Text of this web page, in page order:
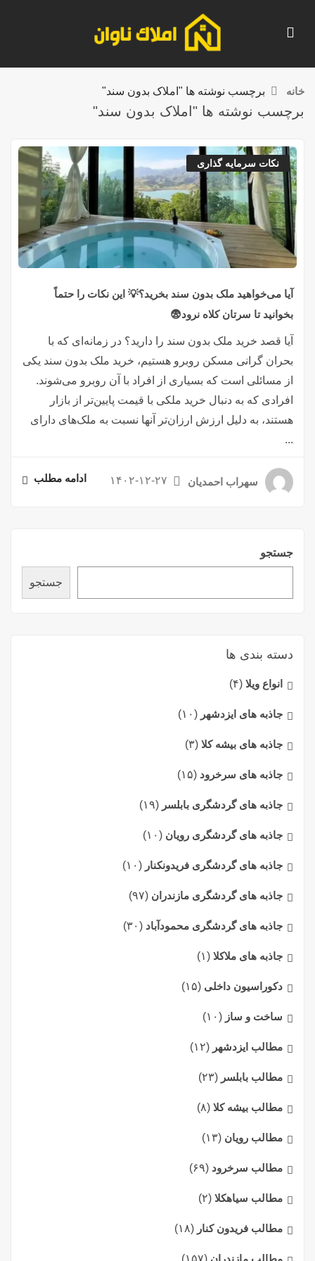
خانه برچسب نوشته ها "املاک بدون سند"
برچسب نوشته ها "املاک بدون سند"
جستجو
جستجو
دسته بندی ها
انواع ویلا (۴)
جاذبه های ایزدشهر (۱۰)
جاذبه های بیشه کلا (۳)
جاذبه های سرخرود (۱۵)
جاذبه های گردشگری بابلسر (۱۹)
جاذبه های گردشگری رویان (۱۰)
جاذبه های گردشگری فریدونکنار (۱۰)
جاذبه های گردشگری مازندران (۹۷)
جاذبه های گردشگری محمودآباد (۳۰)
جاذبه های ملاکلا (۱)
دکوراسیون داخلی (۱۵)
ساخت و ساز (۱۰)
مطالب ایزدشهر (۱۲)
مطالب بابلسر (۲۳)
مطالب بیشه کلا (۸)
مطالب رویان (۱۳)
مطالب سرخرود (۶۹)
مطالب سیاهکلا (۲)
مطالب فریدون کنار (۱۸)
مطالب مازندران (۱۵۷)
نکات سرمایه گذاری
آیا می‌خواهید ملک بدون سند بخرید؟💡 این نکات را حتماً
بخوانید تا سرتان کلاه نرود😨
آیا قصد خرید ملک بدون سند را دارید؟ در زمانه‌ای که با
بحران گرانی مسکن روبرو هستیم، خرید ملک بدون سند یکی
از مسائلی است که بسیاری از افراد با آن روبرو می‌شوند.
افرادی که به دنبال خرید ملکی با قیمت پایین‌تر از بازار
هستند، به دلیل ارزش ارزان‌تر آنها نسبت به ملک‌های دارای
...
سهراب احمدیان ۱۴۰۲-۱۲-۲۷ ادامه مطلب